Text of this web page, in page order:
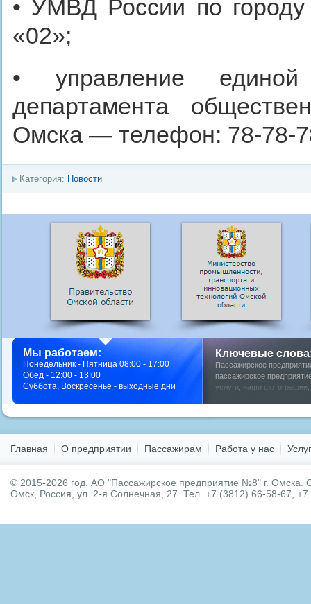
• УМВД России по
«02»;
• управление единой
департамента
Омска — телефон: 78-78-
Категория: Новости
Ключевые
Пассажирское
пассажирское
услуги
наши фотографии
Мы работаем:
Понедельник - Пятница 08:00 - 17:00
Обед - 12:00 - 13:00
Суббота, Воскресенье - выходные дни
Главная О предприятии Пассажирам Работа у нас
© 2015-2026 год. АО "Пассажирское предприятие №8" г. Омска.
Омск, Россия, ул. 2-я Солнечная, 27. Тел. +7 (3812) 66-58-67,